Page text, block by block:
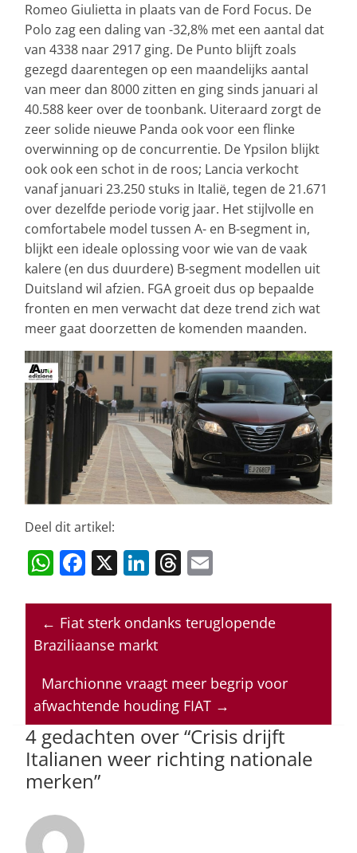
Romeo Giulietta in plaats van de Ford Focus. De
Polo zag een daling van -32,8% met een aantal dat
van 4338 naar 2917 ging. De Punto blijft zoals
gezegd daarentegen op een maandelijks aantal
van meer dan 8000 zitten en ging sinds januari al
40.588 keer over de toonbank. Uiteraard zorgt de
zeer solide nieuwe Panda ook voor een flinke
overwinning op de concurrentie. De Ypsilon blijkt
ook ook een schot in de roos; Lancia verkocht
vanaf januari 23.250 stuks in Italië, tegen de 21.671
over dezelfde periode vorig jaar. Het stijlvolle en
comfortabele model tussen A- en B-segment in,
blijkt een ideale oplossing voor wie van de vaak
kalere (en dus duurdere) B-segment modellen uit
Duitsland wil afzien. FGA groeit dus op bepaalde
fronten en men verwacht dat deze trend zich wat
meer gaat doorzetten de komenden maanden.
Deel dit artikel:
W
at
s
p
p
F
c
e
o
o
k
X Li
k
e
n
T
re
a
s
ai
l
← Fiat sterk ondanks teruglopende
Braziliaanse markt
Marchionne vraagt meer begrip voor
afwachtende houding FIAT →
4 gedachten over “Crisis drijft
Italianen weer richting nationale
merken”